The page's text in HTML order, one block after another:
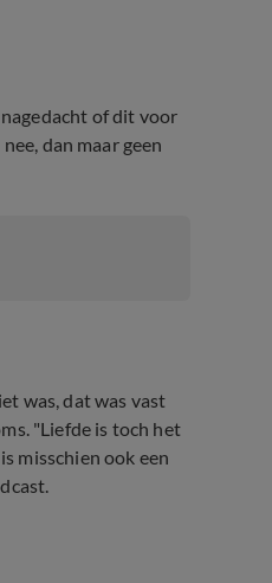
of dit voor
dan maar geen
was, dat was vast
"Liefde is toch het
misschien ook een